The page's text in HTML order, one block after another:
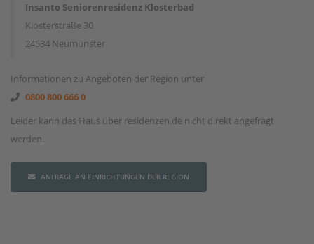
Insanto Seniorenresidenz Klosterbad
Klosterstraße 30
24534 Neumünster
Informationen zu Angeboten der Region unter
0800 800 666 0
Leider kann das Haus über residenzen.de nicht direkt angefragt
werden.
ANFRAGE AN EINRICHTUNGEN DER REGION